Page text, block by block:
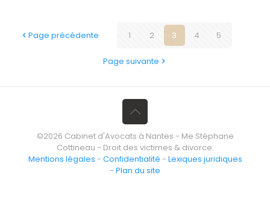
Page précédente 1 2 3 4 5
Page suivante
©2026 Cabinet d'Avocats à Nantes - Me Stéphane
Cottineau - Droit des victimes & divorce.
Mentions légales - Confidentialité - Lexiques juridiques
- Plan du site